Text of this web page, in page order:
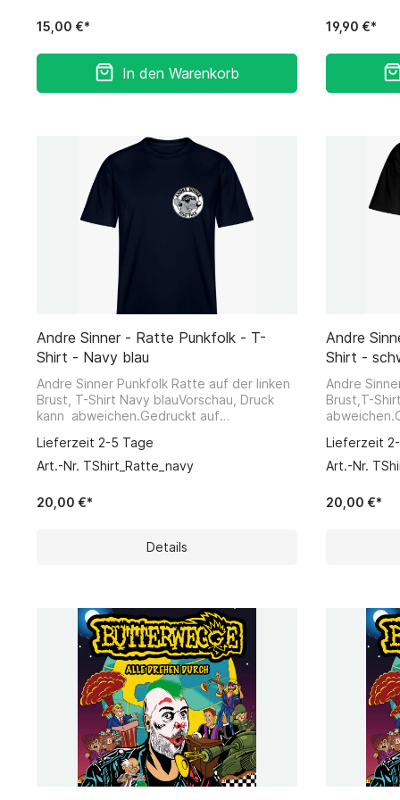
15,00 €*
In den Warenkorb
19,90 €*
Andre Sinner - Ratte Punkfolk - T-
Shirt - Navy blau
Andre Sinner Punkfolk Ratte auf der linken
Brust, T-Shirt Navy blauVorschau, Druck
kann abweichen.Gedruckt auf
Shirts. Hersteller: Weird Sounds Records &
Promotion - A.SindermannFriedrich-Ebert-
Lieferzeit 2-5 Tage
Art.-Nr. TShirt_Ratte_navy
20,00 €*
Details
Andre
Shirt -
Andre
Brust,T-
Sounds
Lieferzeit
Art.-Nr.
20,00 €*